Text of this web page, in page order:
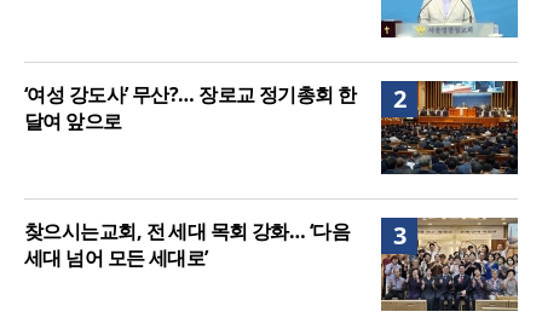
2
‘여성 강도사’ 무산?… 장로교 정기총회 한
달여 앞으로
3
찾으시는교회, 전 세대 목회 강화… ‘다음
세대 넘어 모든 세대로’